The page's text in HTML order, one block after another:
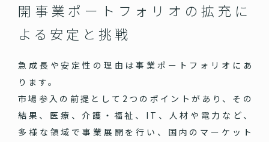
開 事業ポートフォリオの拡充に
よる安定と挑戦
急成長や安定性の理由は事業ポートフォリオにあ
ります。
市場参入の前提として2つのポイントがあり、その
結果、医療、介護・福祉、IT、人材や電力など、
多様な領域で事業展開を行い、国内のマーケット